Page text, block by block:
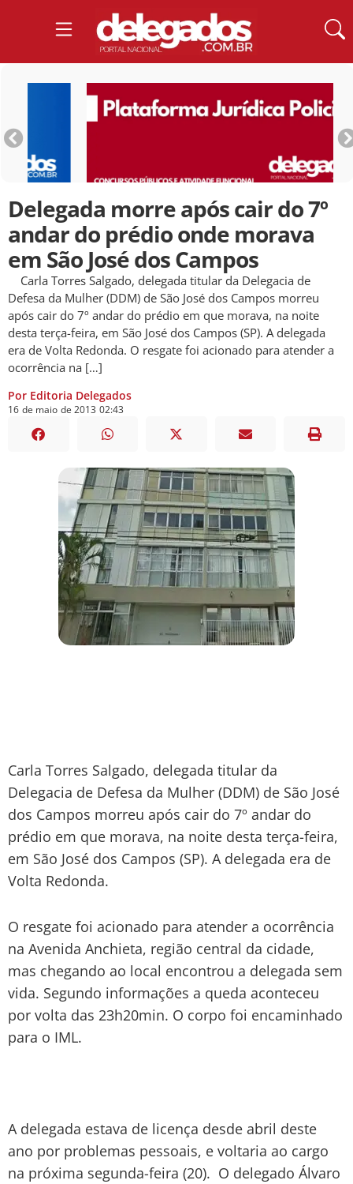
Delegada morre após cair do 7º
andar do prédio onde morava
em São José dos Campos
Carla Torres Salgado, delegada titular da Delegacia de
Defesa da Mulher (DDM) de São José dos Campos morreu
após cair do 7º andar do prédio em que morava, na noite
desta terça-feira, em São José dos Campos (SP). A delegada
era de Volta Redonda. O resgate foi acionado para atender a
ocorrência na […]
Por Editoria Delegados
16 de maio de 2013 02:43
Carla Torres Salgado, delegada titular da
Delegacia de Defesa da Mulher (DDM) de São José
dos Campos morreu após cair do 7º andar do
prédio em que morava, na noite desta terça-feira,
em São José dos Campos (SP). A delegada era de
Volta Redonda.
O resgate foi acionado para atender a ocorrência
na Avenida Anchieta, região central da cidade,
mas chegando ao local encontrou a delegada sem
vida. Segundo informações a queda aconteceu
por volta das 23h20min. O corpo foi encaminhado
para o IML.
A delegada estava de licença desde abril deste
ano por problemas pessoais, e voltaria ao cargo
na próxima segunda-feira (20). O delegado Álvaro